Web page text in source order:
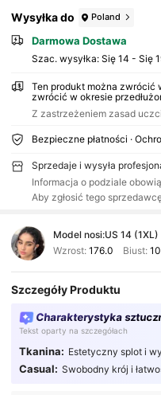
Wysyłka do Poland
Darmowa Dostawa
Szac. wysyłka: Się 14 - Się
Ten produkt można zwrócić
zwrócić w okresie
Z zastrzeżeniem zasad
Bezpieczne płatności ·
Sprzedaje i wysyła
Informacja o podziale
Aby zgłosić tego
Model nosi:US 14 (1XL)
Wzrost: 176.0 Biust:
Szczegóły Produktu
Charakterystyka
Tekst oparty na szczegółach
Tkanina: Estetyczny splot i
Casual: Swobodny krój i